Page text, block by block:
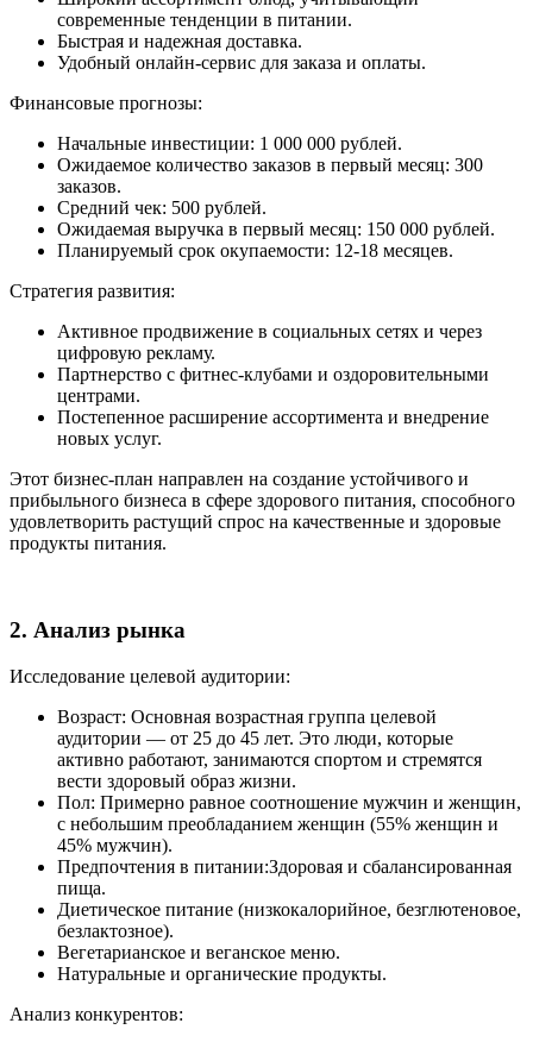
современные тенденции в питании.
Быстрая и надежная доставка.
Удобный онлайн-сервис для заказа и оплаты.
Финансовые прогнозы:
Начальные инвестиции: 1 000 000 рублей.
Ожидаемое количество заказов в первый месяц: 300
заказов.
Средний чек: 500 рублей.
Ожидаемая выручка в первый месяц: 150 000 рублей.
Планируемый срок окупаемости: 12-18 месяцев.
Стратегия развития:
Активное продвижение в социальных сетях и через
цифровую рекламу.
Партнерство с фитнес-клубами и оздоровительными
центрами.
Постепенное расширение ассортимента и внедрение
новых услуг.
Этот бизнес-план направлен на создание устойчивого и
прибыльного бизнеса в сфере здорового питания, способного
удовлетворить растущий спрос на качественные и здоровые
продукты питания.
2. Анализ рынка
Исследование целевой аудитории:
Возраст: Основная возрастная группа целевой
аудитории — от 25 до 45 лет. Это люди, которые
активно работают, занимаются спортом и стремятся
вести здоровый образ жизни.
Пол: Примерно равное соотношение мужчин и женщин,
с небольшим преобладанием женщин (55% женщин и
45% мужчин).
Предпочтения в питании:Здоровая и сбалансированная
пища.
Диетическое питание (низкокалорийное, безглютеновое,
безлактозное).
Вегетарианское и веганское меню.
Натуральные и органические продукты.
Анализ конкурентов: